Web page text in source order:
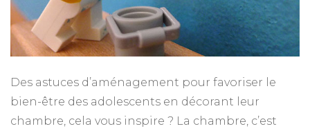
Des astuces d’aménagement pour favoriser le
bien-être des adolescents en décorant leur
chambre, cela vous inspire ? La chambre, c’est